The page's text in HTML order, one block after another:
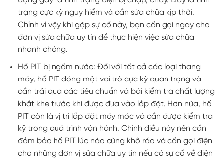
trạng cực kỳ nguy hiểm và cần sửa chữa kịp thời.
Chính vì vậy khi gặp sự cố này, bạn cần gọi ngay cho
đơn vị sửa chữa uy tín để thực hiện việc sửa chữa
nhanh chóng.
Hố PIT bị ngấm nước: Đối với tất cả các loại thang
máy, hố PIT đóng một vai trò cực kỳ quan trọng và
cần trải qua các tiêu chuẩn và bài kiểm tra chất lượng
khắt khe trước khi được đưa vào lắp đặt. Hơn nữa, hố
PIT còn là vị trí lắp đặt máy móc và cần được kiểm tra
kỹ trong quá trình vận hành. Chính điều này nên cần
đảm bảo hố PIT lúc nào cũng khô ráo và cần gọi điện
cho những đơn vị sửa chữa uy tín nếu có sự cố về điện